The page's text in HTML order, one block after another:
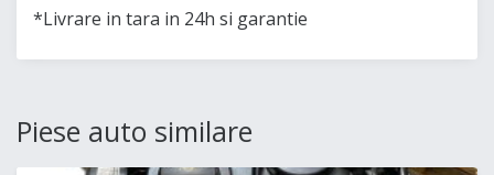
*Livrare in tara in 24h si garantie
Piese auto similare